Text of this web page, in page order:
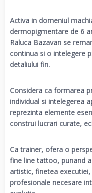
Activa in domeniul
dermopigmentare de 6
Raluca Bazavan se
continua si o intelegere
detaliului fin.
Considera ca formarea
individual si intelegerea
reprezinta elemente
construi lucrari curate,
Ca trainer, ofera o
fine line tattoo, punand
artistic, finetea
profesionale necesare